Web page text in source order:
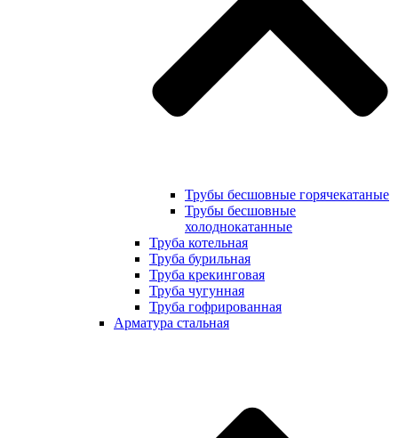
Трубы бесшовные горячекатаные
Трубы бесшовные
холоднокатанные
Труба котельная
Труба бурильная
Труба крекинговая
Труба чугунная
Труба гофрированная
Арматура стальная